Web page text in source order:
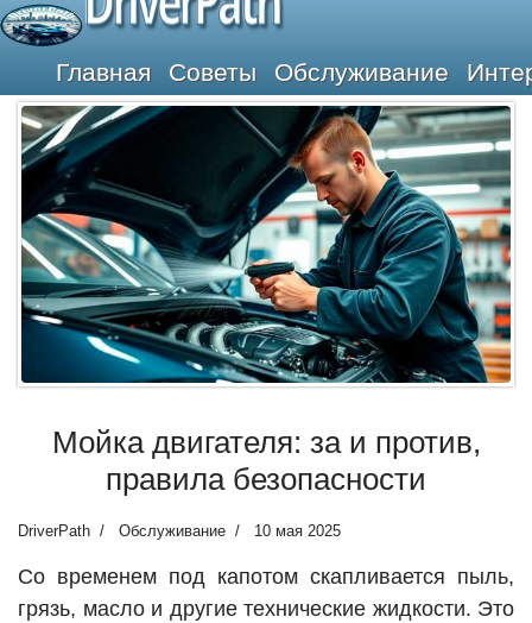
Главная Советы Обслуживание
Мойка двигателя: за и против,
правила безопасности
DriverPath Обслуживание 10 мая 2025
Со временем под капотом скапливается пыль,
грязь, масло и другие технические жидкости. Это